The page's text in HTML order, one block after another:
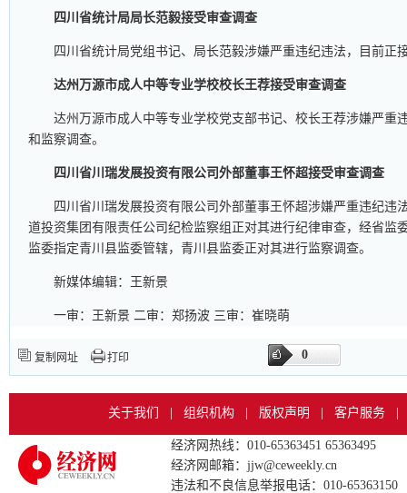
四川省统计局局长范毅接受审查调查
四川省统计局党组书记、局长范毅涉嫌严重违纪违法，目前正
达州万源市成人中等专业学校校长王荐接受审查调查
达州万源市成人中等专业学校党支部书记、校长王荐涉嫌严重
和监察调查。
四川省川瑞发展投资有限公司外部董事王怀超接受审查调查
四川省川瑞发展投资有限公司外部董事王怀超涉嫌严重违纪违
道投资集团有限责任公司纪检监察组正对其进行纪律审查，经省监
监委指定青川县监委管辖，青川县监委正对其进行监察调查。
新媒体编辑：王新景
一审：王新景 二审：郑扬波 三审：崔晓萌
复制网址 打印 0
关于我们 组织机构 版权声明 客户服务
经济网热线：010-65363451 65363495
经济网邮箱：jjw@ceweekly.cn
违法和不良信息举报电话：010-65363150